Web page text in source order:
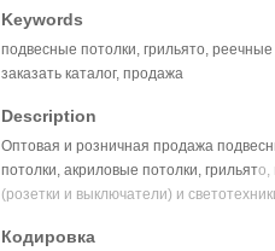
Keywords
подвесные потолки, грильято,
заказать каталог, продажа
Description
Оптовая и розничная продажа
потолки, акриловые потолки, грильято,
(розетки и выключатели) и
Кодировка